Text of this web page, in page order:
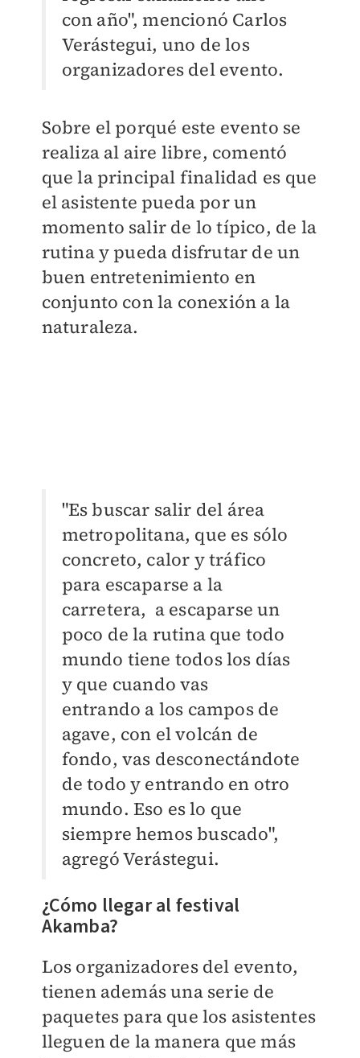
con año", mencionó Carlos
Verástegui, uno de los
organizadores del evento.
Sobre el porqué este evento se
realiza al aire libre, comentó
que la principal finalidad es que
el asistente pueda por un
momento salir de lo típico, de la
rutina y pueda disfrutar de un
buen entretenimiento en
conjunto con la conexión a la
naturaleza.
"Es buscar salir del área
metropolitana, que es sólo
concreto, calor y tráfico
para escaparse a la
carretera, a escaparse un
poco de la rutina que todo
mundo tiene todos los días
y que cuando vas
entrando a los campos de
agave, con el volcán de
fondo, vas desconectándote
de todo y entrando en otro
mundo. Eso es lo que
siempre hemos buscado",
agregó Verástegui.
¿Cómo llegar al festival
Akamba?
Los organizadores del evento,
tienen además una serie de
paquetes para que los asistentes
lleguen de la manera que más